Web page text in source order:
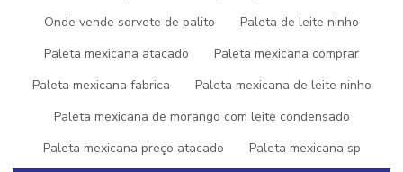
Onde vende sorvete de palito
Paleta de leite ninho
Paleta mexicana atacado
Paleta mexicana comprar
Paleta mexicana fabrica
Paleta mexicana de leite ninho
Paleta mexicana de morango com leite condensado
Paleta mexicana preço atacado
Paleta mexicana sp
fábrica de sorvete
fabrica de açai
fornecedor de açai
franquia de sorvete